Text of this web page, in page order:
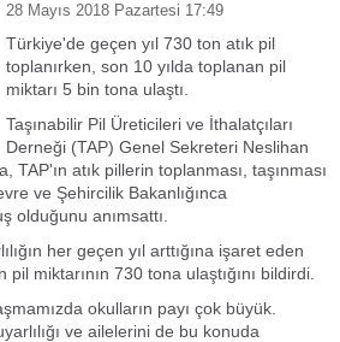
28 Mayıs 2018 Pazartesi 17:49
Türkiye'de geçen yıl 730 ton atık pil
toplanırken, son 10 yılda toplanan pil
miktarı 5 bin tona ulaştı.
Taşınabilir Pil Üreticileri ve İthalatçıları
Derneği (TAP) Genel Sekreteri Neslihan
TAP'ın atık pillerin toplanması, taşınması
ve Şehircilik Bakanlığınca
olduğunu anımsattı.
her geçen yıl arttığına işaret eden
miktarının 730 tona ulaştığını bildirdi.
okulların payı çok büyük.
ve ailelerini de bu konuda